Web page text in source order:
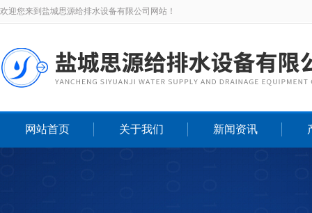
欢迎您来到盐城思源给排水设备有限公司网站！
网站首页 关于我们 新闻资讯